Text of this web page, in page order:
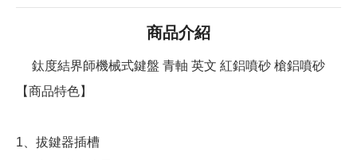
商品介紹
鈦度結界師機械式鍵盤 青軸 英文 紅鋁噴砂 槍鋁噴砂
【商品特色】
1、拔鍵器插槽